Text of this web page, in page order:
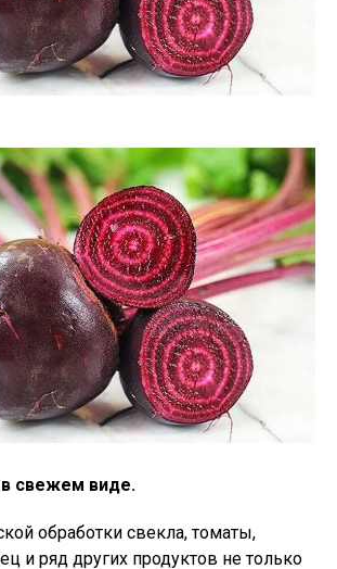
свежем виде.
обработки свекла, томаты,
и ряд других продуктов не только